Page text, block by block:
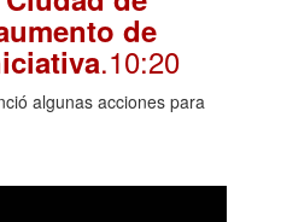
de
.10:20
algunas acciones para